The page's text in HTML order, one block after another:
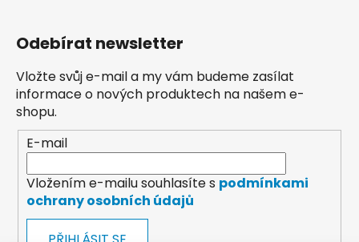
Odebírat newsletter
Vložte svůj e-mail a my vám budeme zasílat
informace o nových produktech na našem e-
shopu.
E-mail
Vložením e-mailu souhlasíte s podmínkami
ochrany osobních údajů